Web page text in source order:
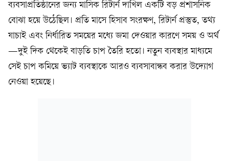
ব্যবসাপ্রতিষ্ঠানের জন্য মাসিক রিটার্ন দাখিল একটি বড় প্রশাসনিক
বোঝা হয়ে উঠেছিল। প্রতি মাসে হিসাব সংরক্ষণ, রিটার্ন প্রস্তুত, তথ্য
যাচাই এবং নির্ধারিত সময়ের মধ্যে জমা দেওয়ার কারণে সময় ও অর্থ
—দুই দিক থেকেই বাড়তি চাপ তৈরি হতো। নতুন ব্যবস্থার মাধ্যমে
সেই চাপ কমিয়ে ভ্যাট ব্যবস্থাকে আরও ব্যবসাবান্ধব করার উদ্যোগ
নেওয়া হয়েছে।